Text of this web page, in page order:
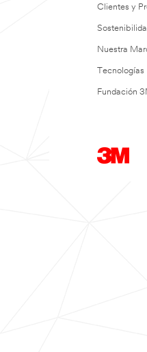
Clientes y
Nuestra
Tecnologías
Fundación